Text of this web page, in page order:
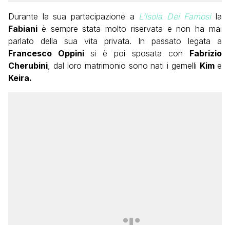
Durante la sua partecipazione a L’Isola Dei Famosi la
Fabiani è sempre stata molto riservata e non ha mai
parlato della sua vita privata. In passato legata a
Francesco Oppini si è poi sposata con Fabrizio
Cherubini, dal loro matrimonio sono nati i gemelli Kime
Keira.